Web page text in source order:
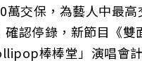
萬交保，為藝人中最
認停錄，新節目《
棒棒堂」演唱會